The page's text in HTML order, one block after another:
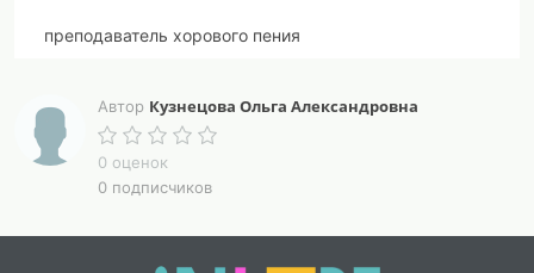
преподаватель хорового пения
023г.
Автор-составитель: О.А. Кузнецова,
Автор Кузнецова Ольга Александровна
0 оценок
0 подписчиков